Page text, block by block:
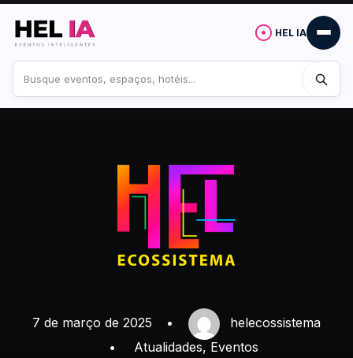
HEL IA
no
site
7 de março de 2025 •
helecossistema
•
Atualidades, Eventos